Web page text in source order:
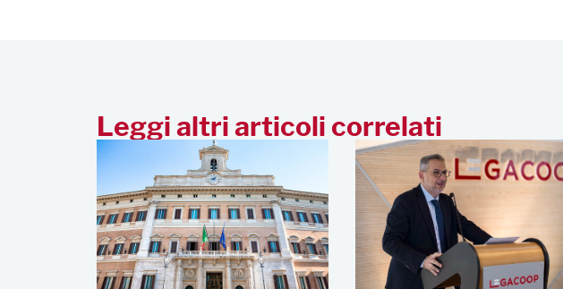
Leggi altri articoli correlati